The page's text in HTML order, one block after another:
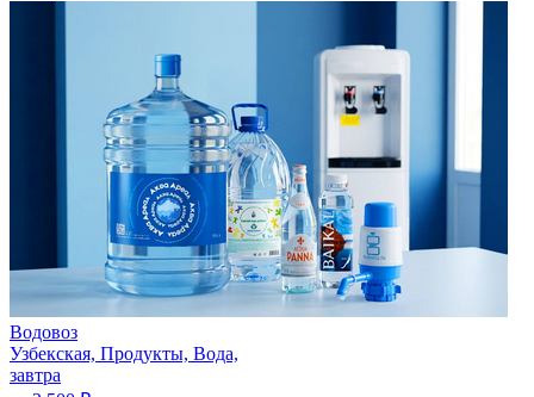
Водовоз
Узбекская, Продукты, Вода,
завтра